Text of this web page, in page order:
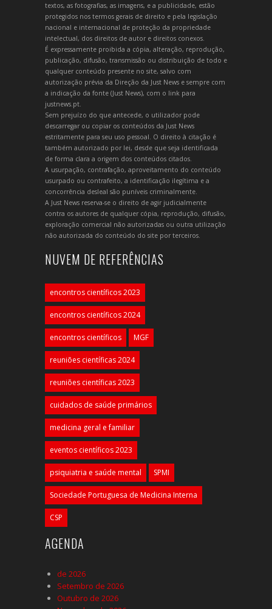
textos, as fotografias, as imagens, e a publicidade, estão
protegidos nos termos gerais de direito e pela legislação
nacional e internacional de proteção da propriedade
intelectual, dos direitos de autor e direitos conexos.
É expressamente proibida a cópia, alteração, reprodução,
publicação, difusão, transmissão ou distribuição de todo e
qualquer conteúdo presente no site, salvo com
autorização prévia da Direção da Just News e sempre com
a indicação da fonte (Just News), com o link para
justnews.pt.
Sem prejuízo do que antecede, o utilizador pode
descarregar ou copiar os conteúdos da Just News
estritamente para seu uso pessoal. O direito à citação é
também autorizado por lei, desde que seja identificada
de forma clara a origem dos conteúdos citados.
A usurpação, contrafação, aproveitamento do conteúdo
usurpado ou contrafeito, a identificação ilegítima e a
concorrência desleal são puníveis criminalmente.
A Just News reserva-se o direito de agir judicialmente
contra os autores de qualquer cópia, reprodução, difusão,
exploração comercial não autorizadas ou outra utilização
não autorizada do conteúdo do site por terceiros.
NUVEM DE REFERÊNCIAS
encontros científicos 2023
encontros científicos 2024
encontros científicos MGF
reuniões científicas 2024
reuniões científicas 2023
cuidados de saúde primários
medicina geral e familiar
eventos científicos 2023
psiquiatria e saúde mental SPMI
Sociedade Portuguesa de Medicina Interna
CSP
AGENDA
de 2026
Setembro de 2026
Outubro de 2026